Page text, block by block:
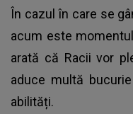
În cazul în care se
acum este
arată că Racii vor
aduce multă
abilități.